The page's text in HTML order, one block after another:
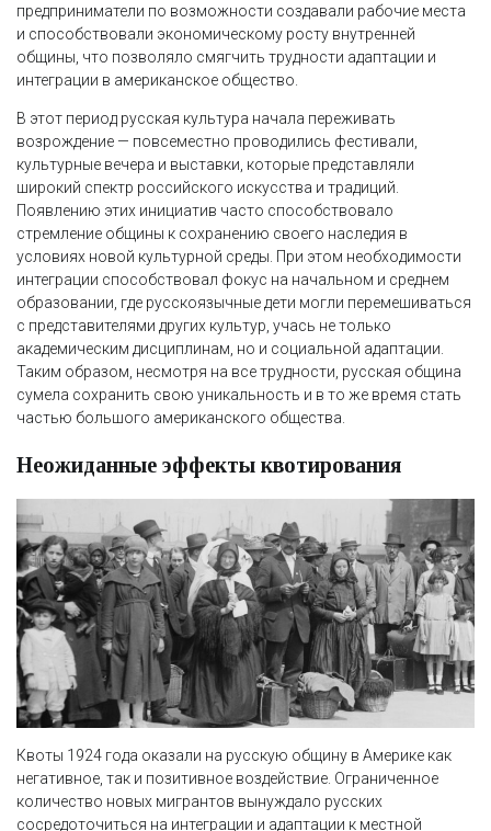
предприниматели по возможности создавали рабочие места
и способствовали экономическому росту внутренней
общины, что позволяло смягчить трудности адаптации и
интеграции в американское общество.
В этот период русская культура начала переживать
возрождение — повсеместно проводились фестивали,
культурные вечера и выставки, которые представляли
широкий спектр российского искусства и традиций.
Появлению этих инициатив часто способствовало
стремление общины к сохранению своего наследия в
условиях новой культурной среды. При этом необходимости
интеграции способствовал фокус на начальном и среднем
образовании, где русскоязычные дети могли перемешиваться
с представителями других культур, учась не только
академическим дисциплинам, но и социальной адаптации.
Таким образом, несмотря на все трудности, русская община
сумела сохранить свою уникальность и в то же время стать
частью большого американского общества.
Неожиданные эффекты квотирования
Квоты 1924 года оказали на русскую общину в Америке как
негативное, так и позитивное воздействие. Ограниченное
количество новых мигрантов вынуждало русских
сосредоточиться на интеграции и адаптации к местной